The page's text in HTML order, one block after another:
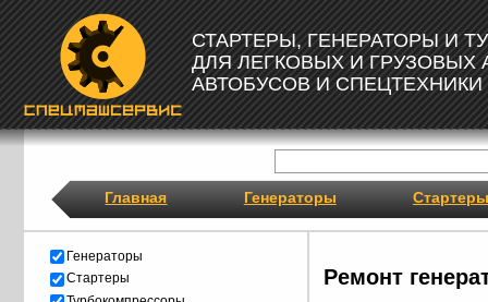
СТАРТЕРЫ, ГЕНЕРАТОРЫ И
ДЛЯ ЛЕГКОВЫХ И ГРУЗОВЫХ
АВТОБУСОВ И СПЕЦТЕХНИКИ
Главная Генераторы Стартеры
Ремонт
Генераторы
Стартеры